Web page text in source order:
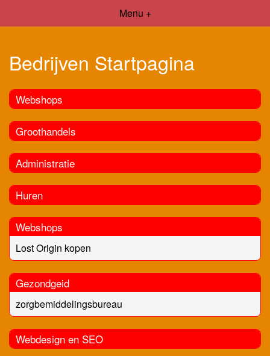
Menu +
Bedrijven Startpagina
Webshops
Groothandels
Administratie
Huren
Webshops
Lost Origin kopen
Gezondgeid
zorgbemiddelingsbureau
Webdesign en SEO